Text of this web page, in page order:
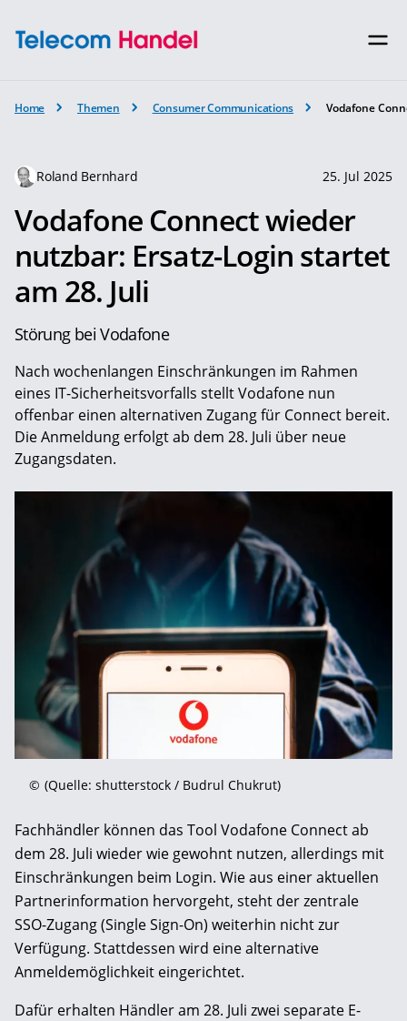
Home Themen Consumer Communications Vodafone
Roland Bernhard 25. Jul 2025
Vodafone Connect wieder
nutzbar: Ersatz-Login startet
am 28. Juli
Störung bei Vodafone
Nach wochenlangen Einschränkungen im Rahmen
eines IT-Sicherheitsvorfalls stellt Vodafone nun
offenbar einen alternativen Zugang für Connect bereit.
Die Anmeldung erfolgt ab dem 28. Juli über neue
Zugangsdaten.
© (Quelle: shutterstock / Budrul Chukrut)
Fachhändler können das Tool Vodafone Connect ab
dem 28. Juli wieder wie gewohnt nutzen, allerdings mit
Einschränkungen beim Login. Wie aus einer aktuellen
Partnerinformation hervorgeht, steht der zentrale
SSO-Zugang (Single Sign-On) weiterhin nicht zur
Verfügung. Stattdessen wird eine alternative
Anmeldemöglichkeit eingerichtet.
Dafür erhalten Händler am 28. Juli zwei separate E-